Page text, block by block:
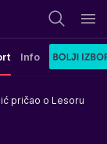
Info
pričao o Lesoru